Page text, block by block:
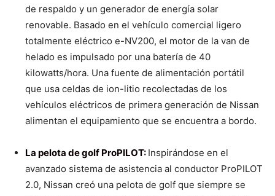
de respaldo y un generador de energía solar
renovable. Basado en el vehículo comercial ligero
totalmente eléctrico e-NV200, el motor de la van de
helado es impulsado por una batería de 40
kilowatts/hora. Una fuente de alimentación portátil
que usa celdas de ion-litio recolectadas de los
vehículos eléctricos de primera generación de Nissan
alimentan el equipamiento que se encuentra a bordo.
La pelota de golf ProPILOT: Inspirándose en el
avanzado sistema de asistencia al conductor ProPILOT
2.0, Nissan creó una pelota de golf que siempre se